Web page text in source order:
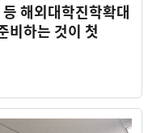
해외대학진학확대
비하는 것이 첫